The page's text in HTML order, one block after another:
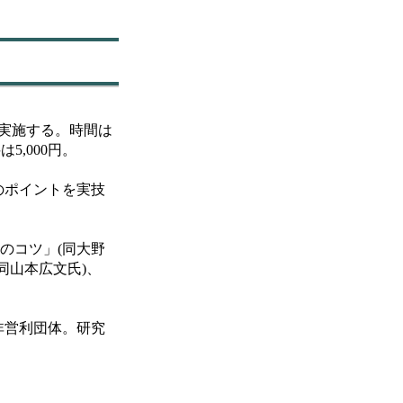
施する。時間は
5,000円。
イントを実技
コツ」(同大野
本広文氏)、
利団体。研究